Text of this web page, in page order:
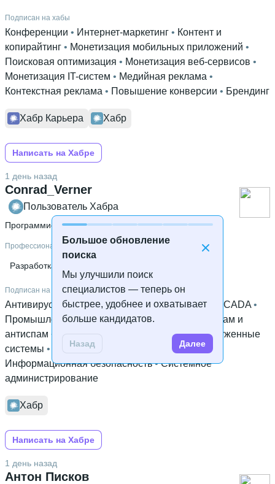
Большое обновление
поиска
Мы улучшили поиск
специалистов — теперь он
быстрее, удобнее и охватывает
больше кандидатов.
Назад Далее
Подписан на хабы
Конференции • Интернет-маркетинг • Контент и
копирайтинг • Монетизация мобильных приложений
Поисковая оптимизация • Монетизация веб-сервисов
Монетизация IT-систем • Медийная реклама
Контекстная реклама • Повышение конверсии • Брендинг
Хабр Карьера Хабр
Написать на Хабре
Conrad_Verner
1 день назад
Пользователь Хабра
Программист 1С • Средний
Профессиональные навыки
Разработка под 1С
Подписан на хабы
Антивирусная защита • Криптография • CTF SCADA
Промышленное программирование
Спам и
антиспам •
Высоконагруженные
системы • Perl • Хостинг Настройка Linux
Информационная безопасность • Системное
администрирование
Хабр
Написать на Хабре
Антон Писков
1 день назад